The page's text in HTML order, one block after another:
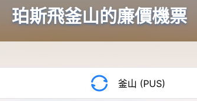
珀斯飛釜山的廉價機票